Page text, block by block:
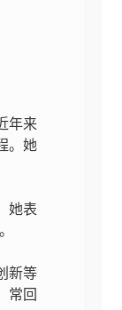
年来
。她
她表
新等
常回